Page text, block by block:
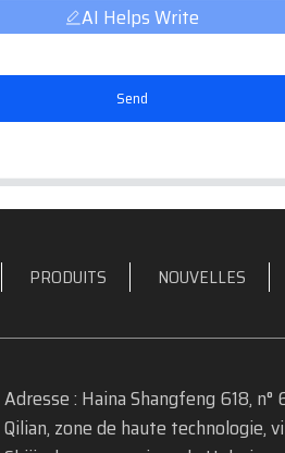
AI Helps Write
Send
PRODUITS NOUVELLES
Adresse : Haina Shangfeng 618, n°
Qilian, zone de haute technologie,